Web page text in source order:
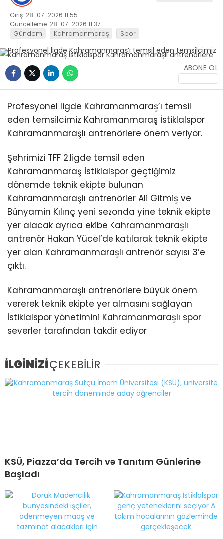
Giriş: 28-07-2026 11:55
Güncelleme: 28-07-2026 11:37
Gündem Kahramanmaraş Spor
ABONE OL
Profesyonel ligde Kahramanmaraş’ı temsil
eden temsilcimiz Kahramanmaraş İstiklalspor
Kahramanmaraşlı antrenörlere önem veriyor.
Şehrimizi TFF 2.ligde temsil eden
Kahramanmaraş İstiklalspor geçtiğimiz
dönemde teknik ekipte bulunan
Kahramanmaraşlı antrenörler Ali Gitmiş ve
Bünyamin Kılınç yeni sezonda yine teknik ekipte
yer alacak ayrıca ekibe Kahramanmaraşlı
antrenör Hakan Yücel’de katılarak teknik ekipte
yer alan Kahramanmaraşlı antrenör sayısı 3’e
çıktı.
Kahramanmaraşlı antrenörlere büyük önem
vererek teknik ekipte yer almasını sağlayan
İstiklalspor yönetimini Kahramanmaraşlı spor
severler tarafından takdir ediyor
İLGİNİZİÇEKEBİLİR
KSÜ, Piazza’da Tercih ve Tanıtım Günlerine
Başladı